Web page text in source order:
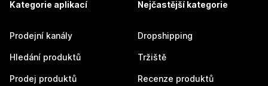
Kategorie aplikací
Prodejní kanály
Hledání produktů
Prodej produktů
Nejčastější kategorie
Dropshipping
Tržiště
Recenze produktů